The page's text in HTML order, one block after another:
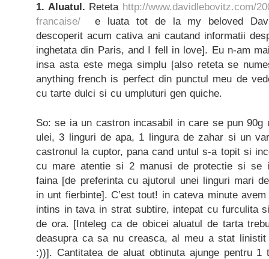
1. Aluatul. Reteta http://www.davidlebovitz.com/
francaise/ e luata tot de la my beloved
descoperit acum cativa ani cautand informatii
inghetata din Paris, and I fell in love]. Eu n-am
insa asta este mega simplu [also reteta se
anything french is perfect din punctul meu de
cu tarte dulci si cu umpluturi gen quiche.
So: se ia un castron incasabil in care se pun 90g
ulei, 3 linguri de apa, 1 lingura de zahar si un
castronul la cuptor, pana cand untul s-a topit si
cu mare atentie si 2 manusi de protectie si se
faina [de preferinta cu ajutorul unei linguri mari
in unt fierbinte]. C’est tout! in cateva minute
intins in tava in strat subtire, intepat cu furculita
de ora. [Inteleg ca de obicei aluatul de tarta
deasupra ca sa nu creasca, al meu a stat
:))]. Cantitatea de aluat obtinuta ajunge pentru